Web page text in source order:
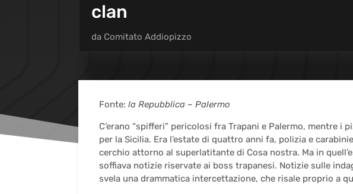
clan
da Comitato Addiopizzo
Fonte: la Repubblica – Palermo
C’erano “spifferi” pericolosi fra Trapani e Palermo, mentre i
per la Sicilia. Era l’estate di quattro anni fa, polizia e
cerchio attorno al superlatitante di Cosa nostra. Ma in
soffiava notizie riservate ai boss trapanesi. Notizie sulle
svela una drammatica intercettazione, che risale proprio a